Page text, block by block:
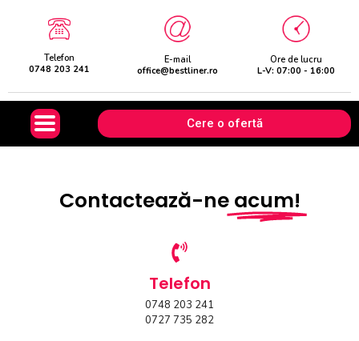
Telefon
0748 203 241
E-mail
office@bestliner.ro
Ore de lucru
L-V: 07:00 - 16:00
Cere o ofertă
Contactează-ne acum!
Telefon
0748 203 241
0727 735 282